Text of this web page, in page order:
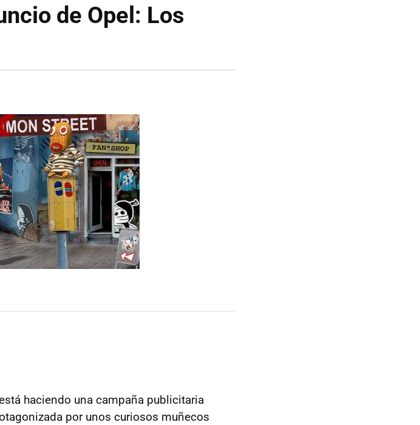
de Opel: Los
haciendo una campaña publicitaria
por unos curiosos muñecos